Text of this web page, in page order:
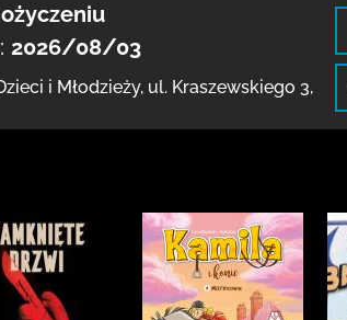
2026/08/03
i Młodzieży, ul. Kraszewskiego 3,